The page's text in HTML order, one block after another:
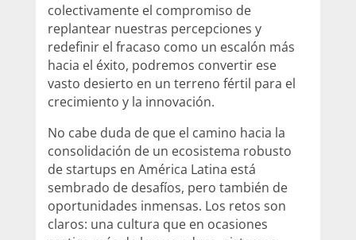
colectivamente el compromiso de
replantear nuestras percepciones y
redefinir el fracaso como un escalón más
hacia el éxito, podremos convertir ese
vasto desierto en un terreno fértil para el
crecimiento y la innovación.
No cabe duda de que el camino hacia la
consolidación de un ecosistema robusto
de startups en América Latina está
sembrado de desafíos, pero también de
oportunidades inmensas. Los retos son
claros: una cultura que en ocasiones